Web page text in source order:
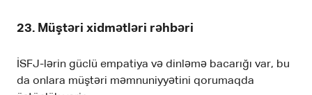
23. Müştəri xidmətləri rəhbəri
İSFJ-lərin güclü empatiya və dinləmə bacarığı var, bu
da onlara müştəri məmnuniyyətini qorumaqda